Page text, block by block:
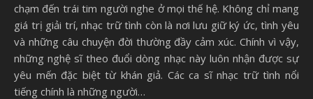
chạm đến trái tim người nghe ở mọi thế hệ. Không chỉ mang
giá trị giải trí, nhạc trữ tình còn là nơi lưu giữ ký ức, tình yêu
và những câu chuyện đời thường đầy cảm xúc. Chính vì vậy,
những nghệ sĩ theo đuổi dòng nhạc này luôn nhận được sự
yêu mến đặc biệt từ khán giả. Các ca sĩ nhạc trữ tình nổi
tiếng chính là những người…